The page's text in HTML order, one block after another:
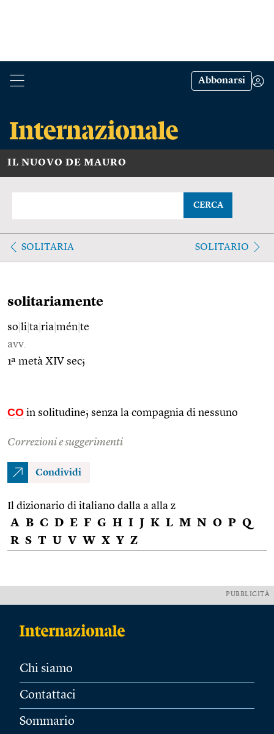
Abbonarsi
IL NUOVO DE MAURO
CERCA
SOLITARIA SOLITARIO
solitariamente
so li ta ria mén te
avv.
1ª metà XIV sec;
CO in solitudine; senza la compagnia di nessuno
Correzioni e suggerimenti
Condividi
Il dizionario di italiano dalla a alla z
A B C D E F G H I J K L M N O P Q
R S T U V W X Y Z
PUBBLICITÀ
Chi siamo
Contattaci
Sommario